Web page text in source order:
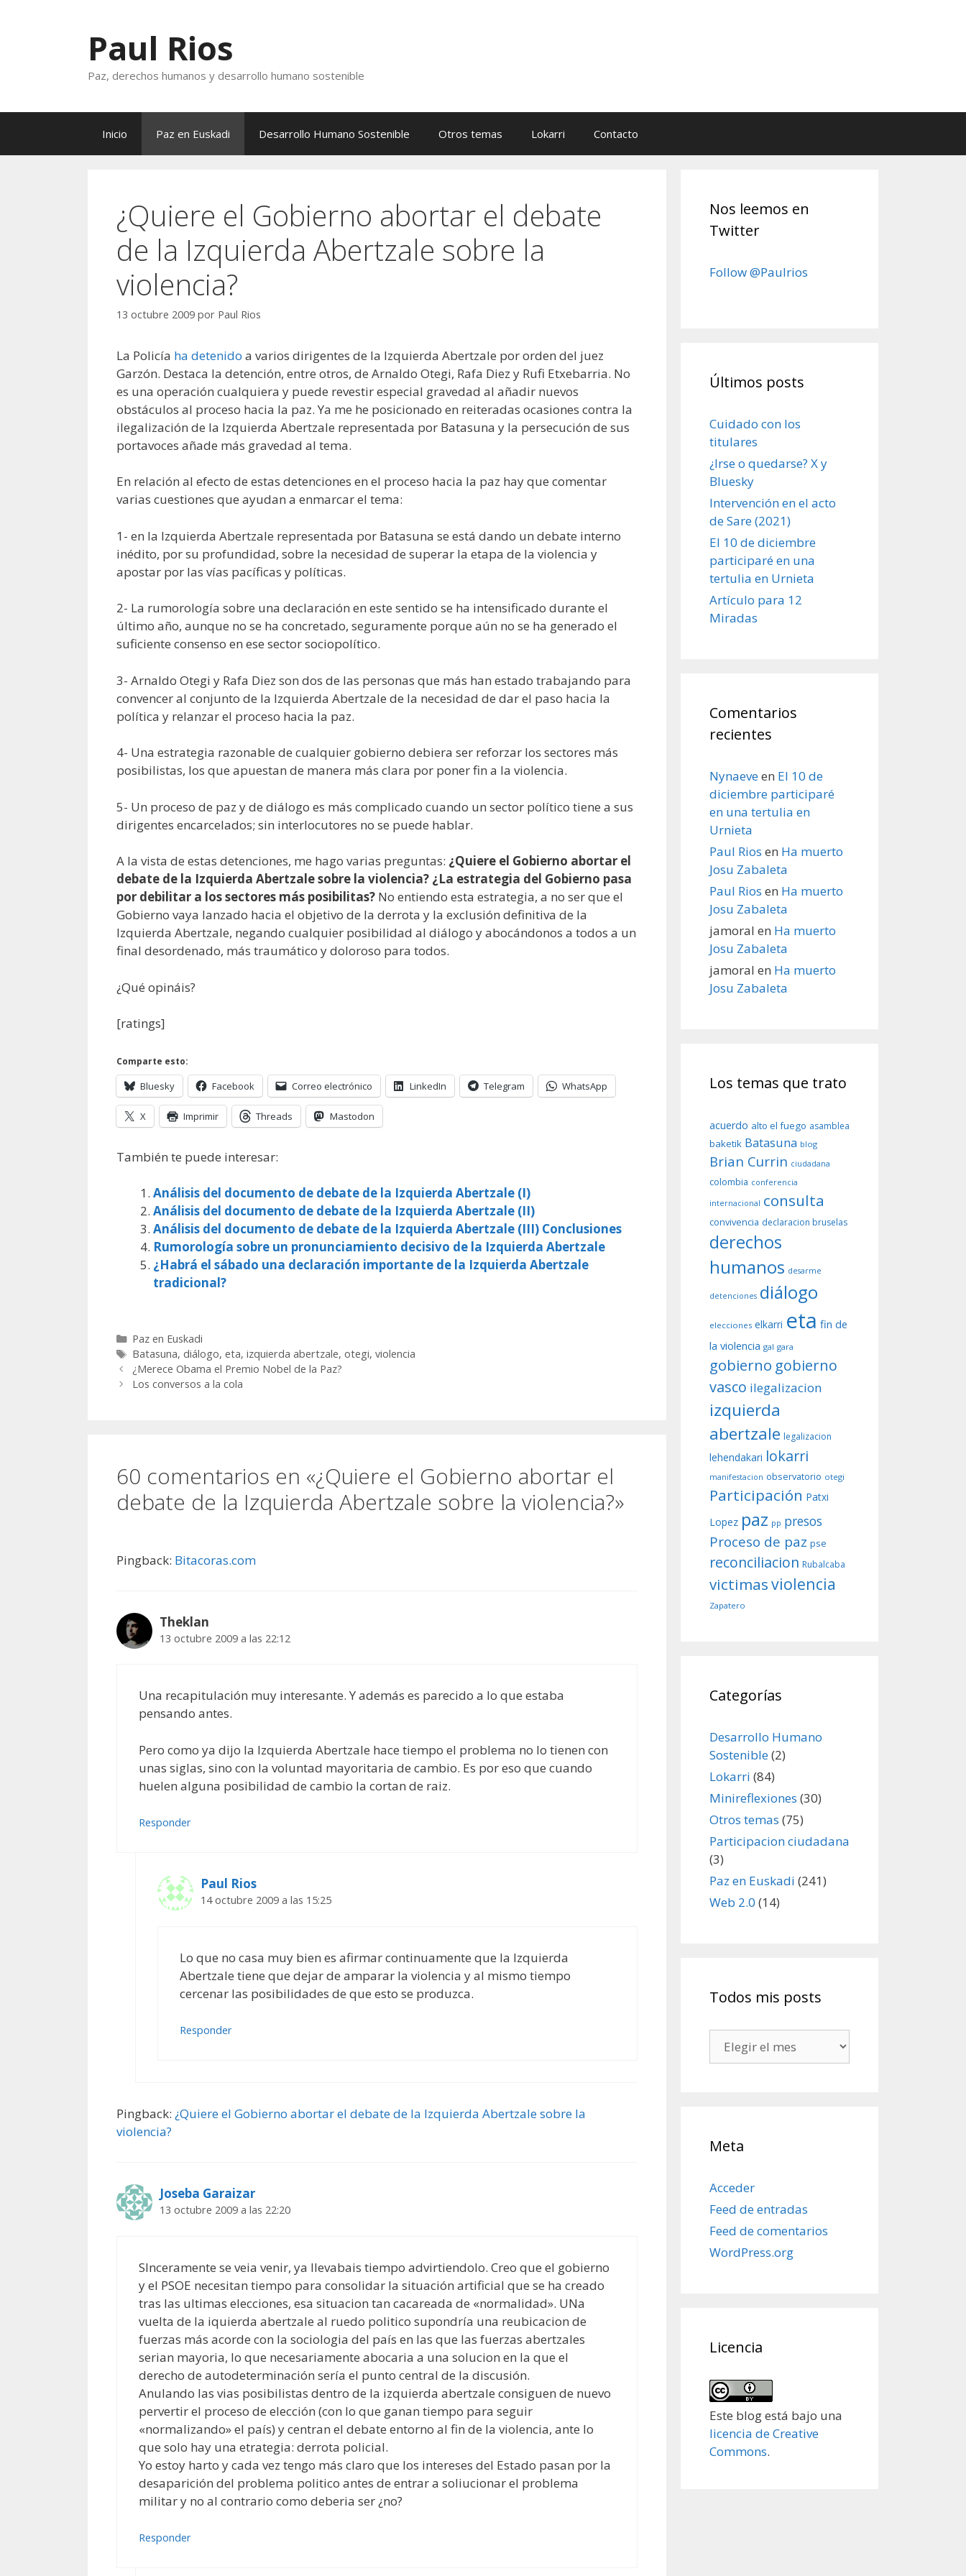
Paul Rios
Paz, derechos humanos y desarrollo humano sostenible
Inicio Paz en Euskadi Desarrollo Humano Sostenible Otros temas Lokarri Contacto
¿Quiere el Gobierno abortar el debate
de la Izquierda Abertzale sobre la
violencia?
13 octubre 2009 por Paul Rios
La Policía ha detenido a varios dirigentes de la Izquierda Abertzale por orden del juez
Garzón. Destaca la detención, entre otros, de Arnaldo Otegi, Rafa Diez y Rufi Etxebarria. No
es una operación cualquiera y puede revestir especial gravedad al añadir nuevos
obstáculos al proceso hacia la paz. Ya me he posicionado en reiteradas ocasiones contra la
ilegalización de la Izquierda Abertzale representada por Batasuna y la persecución de sus
portavoces añade más gravedad al tema.
En relación al efecto de estas detenciones en el proceso hacia la paz hay que comentar
varias cuestiones que ayudan a enmarcar el tema:
1- en la Izquierda Abertzale representada por Batasuna se está dando un debate interno
inédito, por su profundidad, sobre la necesidad de superar la etapa de la violencia y
apostar por las vías pacíficas y políticas.
2- La rumorología sobre una declaración en este sentido se ha intensificado durante el
último año, aunque no se ha concretado, seguramente porque aún no se ha generado el
suficiente consenso en ese sector sociopolítico.
3- Arnaldo Otegi y Rafa Diez son dos de las personas que más han estado trabajando para
convencer al conjunto de la Izquierda Abertzale de la necesidad de dar el paso hacia la
política y relanzar el proceso hacia la paz.
4- Una estrategia razonable de cualquier gobierno debiera ser reforzar los sectores más
posibilistas, los que apuestan de manera más clara por poner fin a la violencia.
5- Un proceso de paz y de diálogo es más complicado cuando un sector político tiene a sus
dirigentes encarcelados; sin interlocutores no se puede hablar.
A la vista de estas detenciones, me hago varias preguntas: ¿Quiere el Gobierno abortar el
debate de la Izquierda Abertzale sobre la violencia? ¿La estrategia del Gobierno pasa
por debilitar a los sectores más posibilitas? No entiendo esta estrategia, a no ser que el
Gobierno vaya lanzado hacia el objetivo de la derrota y la exclusión definitiva de la
Izquierda Abertzale, negando cualquier posibilidad al diálogo y abocándonos a todos a un
final desordenado, más traumático y doloroso para todos.
¿Qué opináis?
[ratings]
Comparte esto:
Bluesky Facebook Correo electrónico LinkedIn Telegram WhatsApp
X Imprimir Threads Mastodon
También te puede interesar:
Análisis del documento de debate de la Izquierda Abertzale (I)
Análisis del documento de debate de la Izquierda Abertzale (II)
Análisis del documento de debate de la Izquierda Abertzale (III) Conclusiones
Rumorología sobre un pronunciamiento decisivo de la Izquierda Abertzale
¿Habrá el sábado una declaración importante de la Izquierda Abertzale
tradicional?
Categorías
Paz en Euskadi
Etiquetas
Batasuna, diálogo, eta, izquierda abertzale, otegi, violencia
¿Merece Obama el Premio Nobel de la Paz?
Los conversos a la cola
60 comentarios en «¿Quiere el Gobierno abortar el
debate de la Izquierda Abertzale sobre la violencia?»
Pingback: Bitacoras.com
Theklan
13 octubre 2009 a las 22:12
Una recapitulación muy interesante. Y además es parecido a lo que estaba
pensando antes.
Pero como ya dijo la Izquierda Abertzale hace tiempo el problema no lo tienen con
unas siglas, sino con la voluntad mayoritaria de cambio. Es por eso que cuando
huelen alguna posibilidad de cambio la cortan de raiz.
Responder
Paul Rios
14 octubre 2009 a las 15:25
Lo que no casa muy bien es afirmar continuamente que la Izquierda
Abertzale tiene que dejar de amparar la violencia y al mismo tiempo
cercenar las posibilidades de que esto se produzca.
Responder
Pingback: ¿Quiere el Gobierno abortar el debate de la Izquierda Abertzale sobre la
violencia?
Joseba Garaizar
13 octubre 2009 a las 22:20
SInceramente se veia venir, ya llevabais tiempo advirtiendolo. Creo que el gobierno
y el PSOE necesitan tiempo para consolidar la situación artificial que se ha creado
tras las ultimas elecciones, esa situacion tan cacareada de «normalidad». UNa
vuelta de la iquierda abertzale al ruedo politico supondría una reubicacion de
fuerzas más acorde con la sociologia del país en las que las fuerzas abertzales
serian mayoria, lo que necesariamente abocaria a una solucion en la que el
derecho de autodeterminación sería el punto central de la discusión.
Anulando las vias posibilistas dentro de la izquierda abertzale consiguen de nuevo
pervertir el proceso de elección (con lo que ganan tiempo para seguir
«normalizando» el país) y centran el debate entorno al fin de la violencia, ante lo
que solo hay una etrategia: derrota policial.
Yo estoy harto y cada vez tengo más claro que los intereses del Estado pasan por la
desaparición del problema politico antes de entrar a soliucionar el problema
militar y no al contrario como deberia ser ¿no?
Responder
Nos leemos en
Twitter
Follow @Paulrios
Últimos posts
Cuidado con los
titulares
¿Irse o quedarse? X y
Bluesky
Intervención en el acto
de Sare (2021)
El 10 de diciembre
participaré en una
tertulia en Urnieta
Artículo para 12
Miradas
Comentarios
recientes
Nynaeveen El 10 de
diciembre participaré
en una tertulia en
Urnieta
Paul Rios en Ha muerto
Josu Zabaleta
Paul Rios en Ha muerto
Josu Zabaleta
jamoral en Ha muerto
Josu Zabaleta
jamoral en Ha muerto
Josu Zabaleta
Los temas que trato
acuerdo alto el fuego asamblea
baketik Batasuna blog
Brian Currin ciudadana
colombia conferencia
internacional consulta
convivencia declaracion bruselas
derechos
humanos desarme
detenciones diálogo
elecciones elkarri eta fin de
la violencia gal gara
gobierno gobierno
vasco ilegalizacion
izquierda
abertzale legalizacion
lehendakari lokarri
manifestacion observatorio otegi
Participación Patxi
Lopez paz pp presos
Proceso de paz pse
reconciliacion Rubalcaba
victimasviolencia
Zapatero
Categorías
Desarrollo Humano
Sostenible(2)
Lokarri (84)
Minireflexiones (30)
Otros temas (75)
Participacion ciudadana
(3)
Paz en Euskadi (241)
Web 2.0 (14)
Todos mis posts
mis
Meta
Acceder
Feed de entradas
Feed de comentarios
WordPress.org
Licencia
Este blog está bajo una
licencia de Creative
Commons.